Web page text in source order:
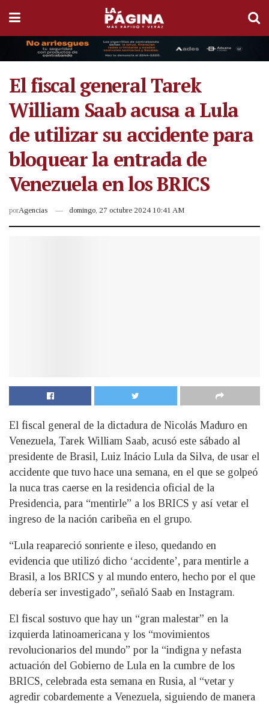
El fiscal general Tarek
William Saab acusa a Lula
de utilizar su accidente para
bloquear la entrada de
Venezuela en los BRICS
porAgencias domingo, 27 octubre 2024 10:41 AM
El fiscal general de la dictadura de Nicolás Maduro en
Venezuela, Tarek William Saab, acusó este sábado al
presidente de Brasil, Luiz Inácio Lula da Silva, de usar el
accidente que tuvo hace una semana, en el que se golpeó
la nuca tras caerse en la residencia oficial de la
Presidencia, para “mentirle” a los BRICS y así vetar el
ingreso de la nación caribeña en el grupo.
“Lula reapareció sonriente e ileso, quedando en
evidencia que utilizó dicho ‘accidente’, para mentirle a
Brasil, a los BRICS y al mundo entero, hecho por el que
debería ser investigado”, señaló Saab en Instagram.
El fiscal sostuvo que hay un “gran malestar” en la
izquierda latinoamericana y los “movimientos
revolucionarios del mundo” por la “indigna y nefasta
actuación del Gobierno de Lula en la cumbre de los
BRICS, celebrada esta semana en Rusia, al “vetar y
agredir cobardemente a Venezuela, siguiendo de manera